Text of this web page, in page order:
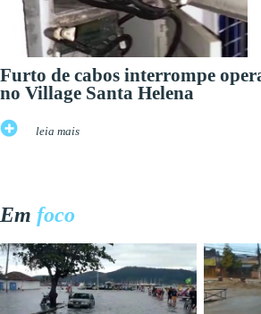
Furto de cabos interrompe
no Village Santa Helena
leia mais
Em foco